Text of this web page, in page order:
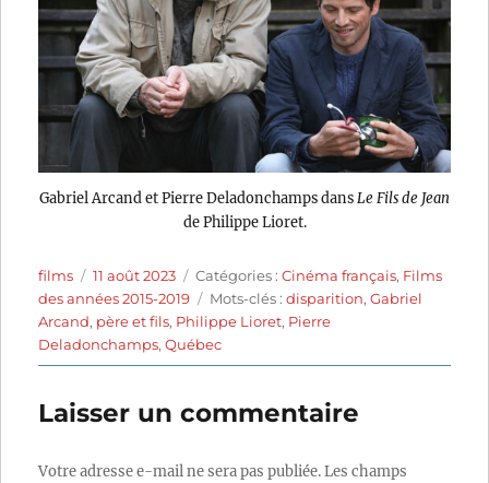
Gabriel Arcand et Pierre Deladonchamps dans Le Fils de Jean
de Philippe Lioret.
Auteur
films
Publié
le
11 août 2023 Catégories
Catégories :Cinéma français, Films
des années 2015-2019
Étiquettes
Mots-clés :disparition,Gabriel
Arcand, père et fils, Philippe Lioret, Pierre
Deladonchamps,Québec
Laisser un commentaire
Votre adresse e-mail ne sera pas publiée.Les champs